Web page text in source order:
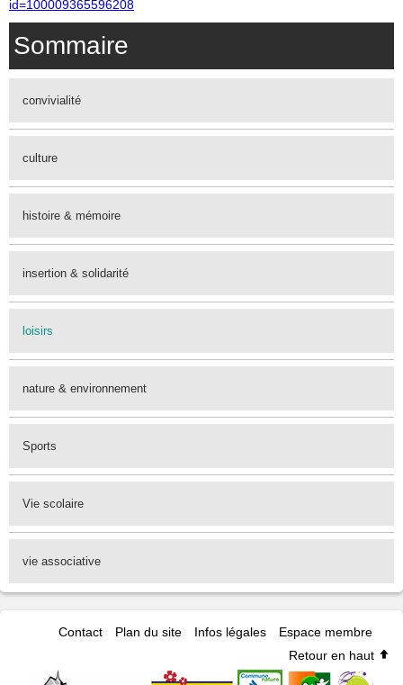
id=100009365596208
Sommaire
convivialité
culture
histoire & mémoire
insertion & solidarité
loisirs
nature & environnement
Sports
Vie scolaire
vie associative
Contact Plan du site Infos légales
Espace membre
Retour en haut